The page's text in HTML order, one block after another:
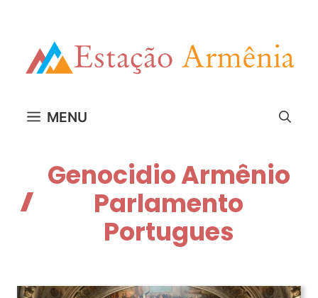
MENU
Genocidio Armênio
Parlamento
Portugues